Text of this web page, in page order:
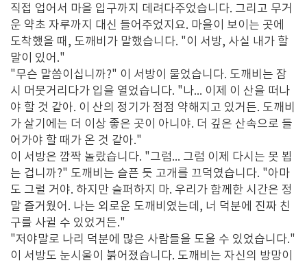
직접 업어서 마을 입구까지 데려다주었습니다. 그리고 무거
운 약초 자루까지 대신 들어주었지요. 마을이 보이는 곳에
도착했을 때, 도깨비가 말했습니다. "이 서방, 사실 내가 할
말이 있어."
"무슨 말씀이십니까?" 이 서방이 물었습니다. 도깨비는 잠
시 머뭇거리다가 입을 열었습니다. "나... 이제 이 산을 떠나
야 할 것 같아. 이 산의 정기가 점점 약해지고 있거든. 도깨비
가 살기에는 더 이상 좋은 곳이 아니야. 더 깊은 산속으로 들
어가야 할 때가 온 것 같아."
이 서방은 깜짝 놀랐습니다. "그럼... 그럼 이제 다시는 못 뵙
는 겁니까?" 도깨비는 슬픈 듯 고개를 끄덕였습니다. "아마
도 그럴 거야. 하지만 슬퍼하지 마. 우리가 함께한 시간은 정
말 즐거웠어. 나는 외로운 도깨비였는데, 너 덕분에 진짜 친
구를 사귈 수 있었거든."
"저야말로 나리 덕분에 많은 사람들을 도울 수 있었습니다."
이 서방도 눈시울이 붉어졌습니다. 도깨비는 자신의 방망이